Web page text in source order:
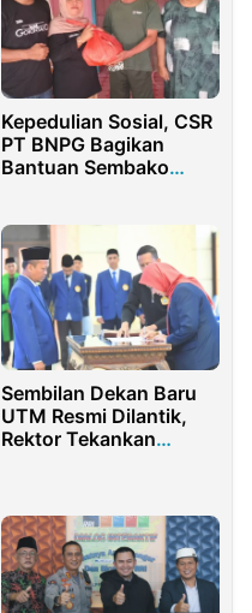
Kepedulian Sosial, CSR
PT BNPG Bagikan
Bantuan Sembako
Sembilan Dekan Baru
UTM Resmi Dilantik,
Rektor Tekankan